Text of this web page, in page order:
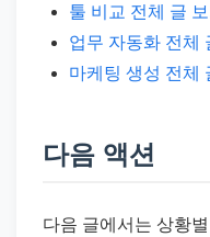
툴 비교 전체 글 보
업무 자동화 전체
마케팅 생성 전체
다음 액션
다음 글에서는 상황